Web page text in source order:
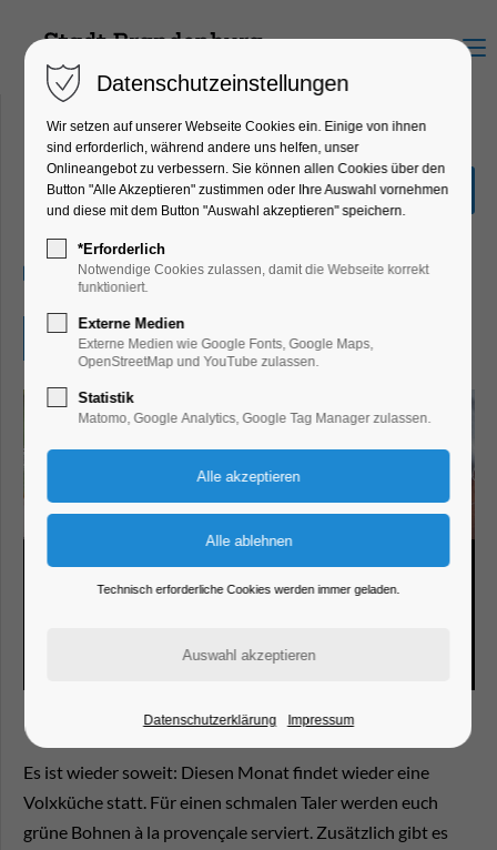
Menu
Volxküche & Kunst
Ausstellung, Kunst
27.06.2024, 20:00
Eintritt frei
Es ist wieder soweit: Diesen Monat findet wieder eine
Volxküche statt. Für einen schmalen Taler werden euch
grüne Bohnen à la provençale serviert. Zusätzlich gibt es
Datenschutzeinstellungen
Wir setzen auf unserer Webseite Cookies ein. Einige von ihnen
sind erforderlich, während andere uns helfen, unser
Onlineangebot zu verbessern. Sie können allen Cookies über den
Button "Alle Akzeptieren" zustimmen oder Ihre Auswahl vornehmen
und diese mit dem Button "Auswahl akzeptieren" speichern.
*Erforderlich
Notwendige Cookies zulassen, damit die Webseite korrekt
funktioniert.
Externe Medien
Externe Medien wie Google Fonts, Google Maps,
OpenStreetMap und YouTube zulassen.
Statistik
Matomo, Google Analytics, Google Tag Manager zulassen.
Technisch erforderliche Cookies werden immer geladen.
Datenschutzerklärung Impressum